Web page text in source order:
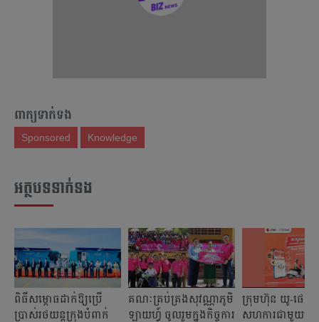
ពាក្យទាក់ទង
Sponsored Knowledge
អត្ថបទទាក់ទង
ពិធីសម្ពោធដាក់ឱ្យប្រើ
ប្រាស់រថយន្តក្រុងបំពាក់
គណៈគ្រប់គ្រងសុវណ្ណាភូមិ
ឡាយហ្វ៍ ចូលរួមក្នុងកិច្ចការ
ក្រុមហ៊ុន យូ-ផេ ប
សហការជាមួយក្